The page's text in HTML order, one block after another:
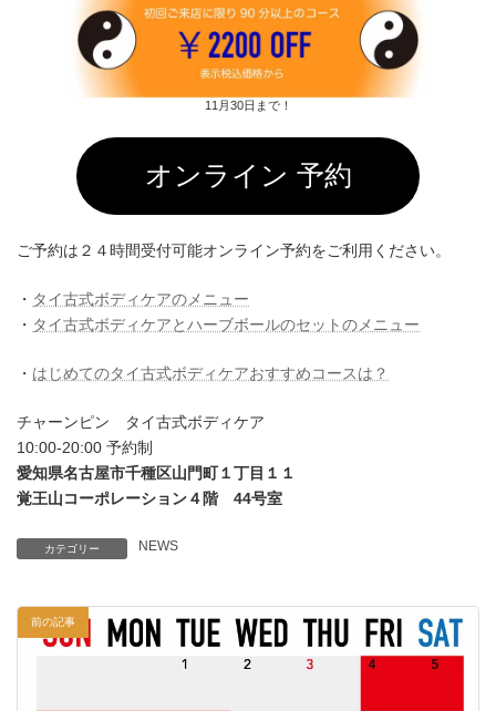
11月30日まで！
オンライン 予約
ご予約は２４時間受付可能オンライン予約をご利用ください。
・ タイ古式ボディケアのメニュー
・ タイ古式ボディケアとハーブボールのセットのメニュー
・ はじめてのタイ古式ボディケアおすすめコースは？
チャーンピン タイ古式ボディケア
10:00-20:00 予約制
愛知県名古屋市千種区山門町１丁目１１
覚王山コーポレーション４階 44号室
カテゴリー NEWS
前の記事